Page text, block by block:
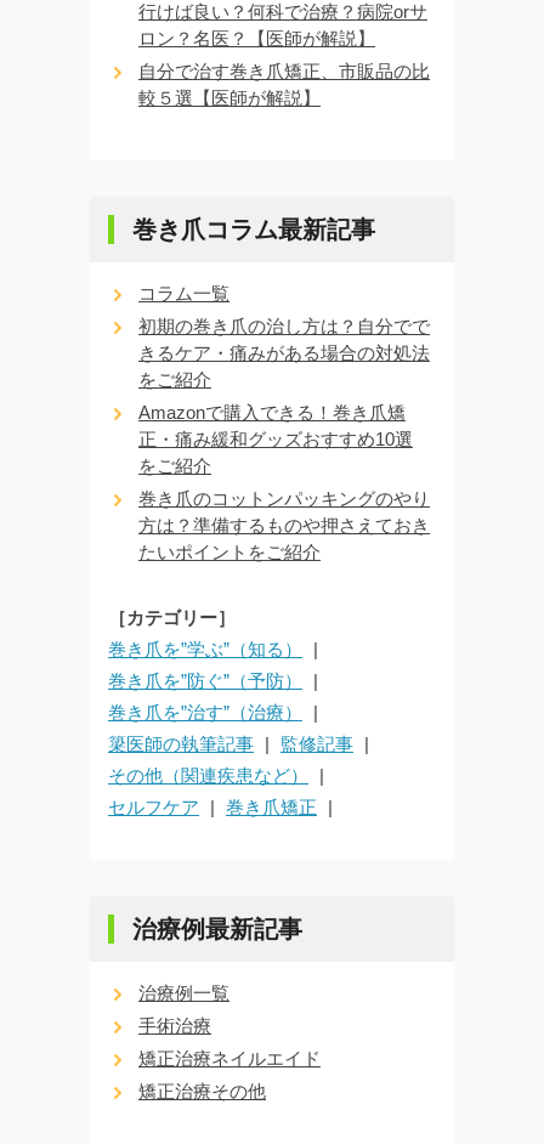
行けば良い？何科で治療？病院orサ
ロン？名医？【医師が解説】
自分で治す巻き爪矯正、市販品の比
較５選【医師が解説】
巻き爪コラム最新記事
コラム一覧
初期の巻き爪の治し方は？自分でで
きるケア・痛みがある場合の対処法
をご紹介
Amazonで購入できる！巻き爪矯
正・痛み緩和グッズおすすめ10選
をご紹介
巻き爪のコットンパッキングのやり
方は？準備するものや押さえておき
たいポイントをご紹介
［カテゴリー］
巻き爪を”学ぶ”（知る）
巻き爪を”防ぐ”（予防）
巻き爪を”治す”（治療）
簗医師の執筆記事
監修記事
その他（関連疾患など）
セルフケア
巻き爪矯正
治療例最新記事
治療例一覧
手術治療
矯正治療ネイルエイド
矯正治療その他